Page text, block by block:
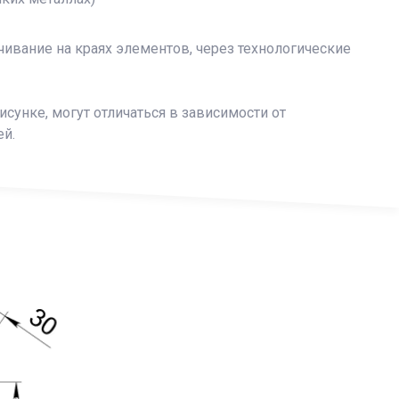
на краях элементов, через технологические
могут отличаться в зависимости от
ваш номер телефона и мы перезвоним вам.